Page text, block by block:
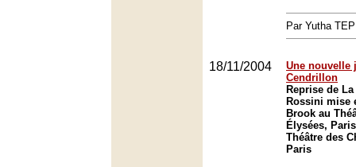
Par Yutha TEP
18/11/2004
Une nouvelle
Cendrillon
Reprise de
Rossini mise
Brook au
Élysées,
Théâtre des
Paris